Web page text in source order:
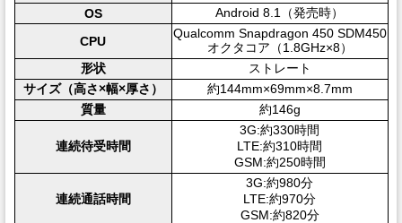
OS
Android 8.1（発売時）
CPU
Qualcomm Snapdragon 450 SDM450
オクタコア（1.8GHz×8）
形状
ストレート
サイズ（高さ×幅×厚さ）
約144mm×69mm×8.7mm
質量
約146g
連続待受時間
3G:約330時間
LTE:約310時間
GSM:約250時間
連続通話時間
3G:約980分
LTE:約970分
GSM:約820分